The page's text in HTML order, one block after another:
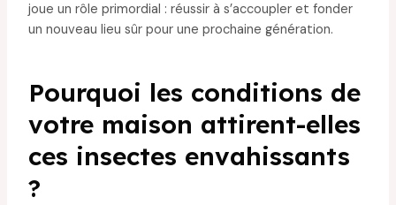
joue un rôle primordial : réussir à s’accoupler et fonder
un nouveau lieu sûr pour une prochaine génération.
Pourquoi les conditions de
votre maison attirent-elles
ces insectes envahissants
?